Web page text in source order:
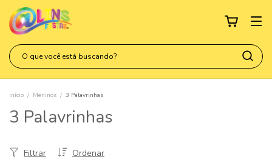
Início / Meninos / 3 Palavrinhas
3 Palavrinhas
Ordenar
Filtrar